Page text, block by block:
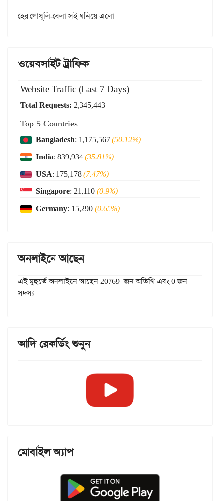
হের গোধূলি-বেলা সই ঘনিয়ে এলো
ওয়েবসাইট ট্রাফিক
Website Traffic (Last 7 Days)
Total Requests: 2,345,443
Top 5 Countries
Bangladesh: 1,175,567(50.12%)
India: 839,934(35.81%)
USA: 175,178(7.47%)
Singapore: 21,110(0.9%)
Germany: 15,290(0.65%)
অনলাইনে আছেন
এই মুহুর্তে অনলাইনে আছেন 20769 জন অতিথি এবং 0 জন
সদস্য
আদি রেকর্ডিং শুনুন
মোবাইল অ্যাপ